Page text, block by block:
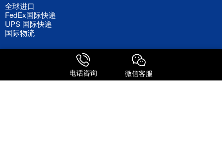
全球进口
FedEx国际快递
UPS 国际快递
国际物流
电话咨询 微信客服